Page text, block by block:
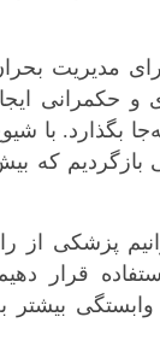
مدیریت
و حکمرانی
بگذارد. با
بازگردیم که
پزشکی از
قرار
بیشتر